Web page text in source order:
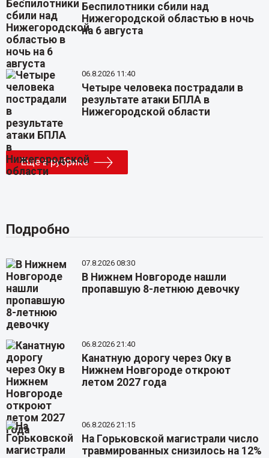
Беспилотники сбили над
Нижегородской областью в ночь
на 6 августа
06.8.2026 11:40
Четыре человека пострадали в
результате атаки БПЛА в
Нижегородской области
Еще в рубрике
Подробно
07.8.2026 08:30
В Нижнем Новгороде нашли
пропавшую 8-летнюю девочку
06.8.2026 21:40
Канатную дорогу через Оку в
Нижнем Новгороде откроют
летом 2027 года
06.8.2026 21:15
На Горьковской магистрали число
травмированных снизилось на 12%